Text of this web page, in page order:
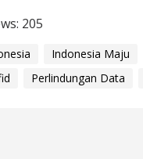
205
Indonesia Maju
Perlindungan Data